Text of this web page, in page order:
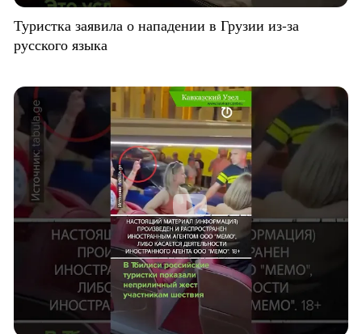
Туристка заявила о нападении в Грузии из-за
русского языка